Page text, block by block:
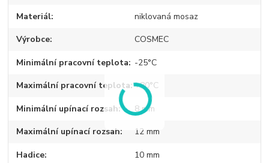
Materiál niklovaná mosaz
Výrobce COSMEC
Minimální pracovní teplota -25°C
Maximální pracovní teplota +80°C
Minimální upínací rozsah 8 mm
Maximální upínací rozsah 12 mm
Hadice 10 mm